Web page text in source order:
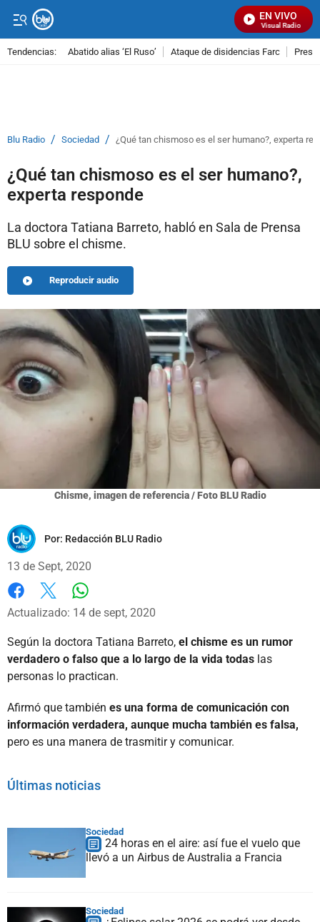
EN VIVO
Señal Visual Radio
Tendencias: Abatido alias ‘El Ruso’ Ataque de disidencias Farc
Blu Radio / Sociedad / ¿Qué tan chismoso es el ser humano?, experta
¿Qué tan chismoso es el ser humano?,
experta responde
La doctora Tatiana Barreto, habló en Sala de Prensa
BLU sobre el chisme.
Reproducir audio
Chisme, imagen de referencia / Foto BLU Radio
Por: Redacción BLU Radio
13 de Sept, 2020
Facebook
X
Actualizado: 14 de sept, 2020
Según la doctora Tatiana Barreto, el chisme es un rumor
verdadero o falso que a lo largo de la vida todas las
personas lo practican.
Afirmó que también es una forma de comunicación con
información verdadera, aunque mucha también es falsa,
pero es una manera de trasmitir y comunicar.
Últimas noticias
Sociedad
24 horas en el aire: así fue el vuelo que
llevó a un Airbus de Australia a Francia
Sociedad